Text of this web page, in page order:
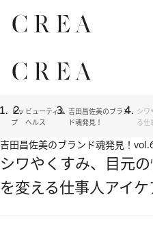
トッ
プ
ビューティ＆
ヘルス
吉田昌佐美のブラン
ド魂発見！
シワ
る仕
吉田昌佐美のブランド魂発見！
シワやくすみ、目元
を変える仕事人アイ